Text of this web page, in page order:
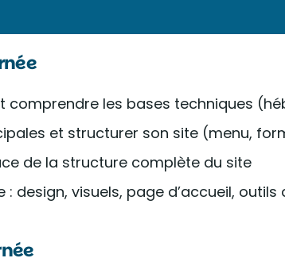
comprendre les bases techniques
et structurer son site (menu,
de la structure complète du site
: design, visuels, page d’accueil,